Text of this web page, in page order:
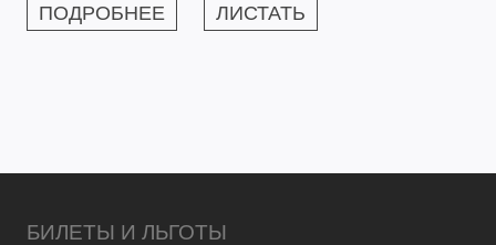
ПОДРОБНЕЕ ЛИСТАТЬ
БИЛЕТЫ И ЛЬГОТЫ